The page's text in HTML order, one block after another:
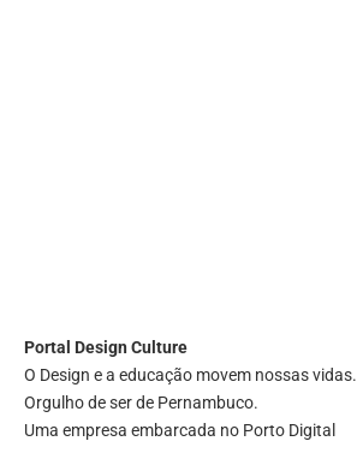
Portal Design Culture
O Design e a educação movem nossas vidas.
Orgulho de ser de Pernambuco.
Uma empresa embarcada no Porto Digital